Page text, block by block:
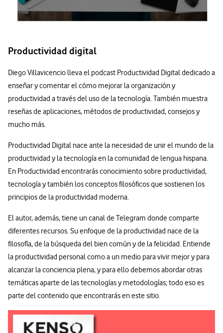
Productividad digital
Diego Villavicencio lleva el podcast Productividad Digital dedicado a
enseñar y comentar el cómo mejorar la organización y
productividad a través del uso de la tecnología. También muestra
reseñas de aplicaciones, métodos de productividad, consejos y
mucho más.
Productividad Digital nace ante la necesidad de unir el mundo de la
productividad y la tecnología en la comunidad de lengua hispana.
En Productividad encontrarás conocimiento sobre productividad,
tecnología y también los conceptos filosóficos que sostienen los
principios de la productividad moderna.
El autor, además, tiene un canal de Telegram donde comparte
diferentes recursos. Su enfoque de la productividad nace de la
filosofía, de la búsqueda del bien común y de la felicidad. Entiende
la productividad personal como a un medio para vivir mejor y para
alcanzar la conciencia plena, y para ello debemos abordar otras
temáticas aparte de las tecnologías y metodologías; todo eso es
parte del contenido que encontrarás en este sitio.